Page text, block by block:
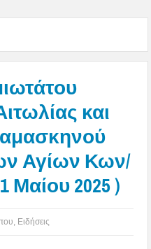
και
Αγίων Κων/
Μαίου 2025 )
Ειδήσεις